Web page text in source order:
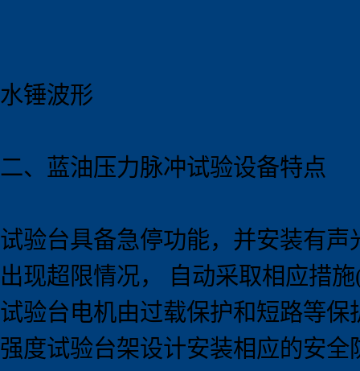
水锤波形
二、蓝油压力脉冲试验设备特点
试验台具备急停功能，并安装有
出现超限情况， 自动采取相应措
试验台电机由过载保护和短路等
强度试验台架设计安装相应的安